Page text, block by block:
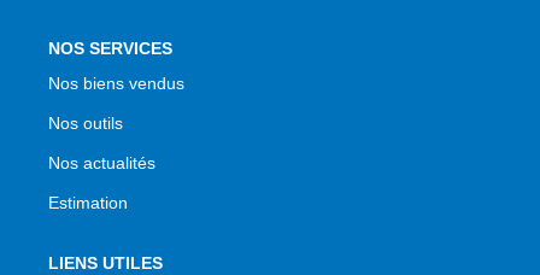
NOS SERVICES
Nos biens vendus
Nos outils
Nos actualités
Estimation
LIENS UTILES